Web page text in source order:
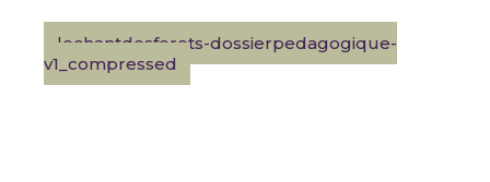
lechantdesforets-dossierpedagogique-
v1_compressed